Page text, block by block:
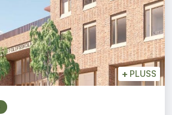
+ PLUSS